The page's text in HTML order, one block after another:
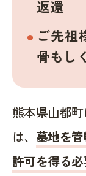
返還
ご先祖
骨もし
熊本県山都
は、 墓地を
許可を得る